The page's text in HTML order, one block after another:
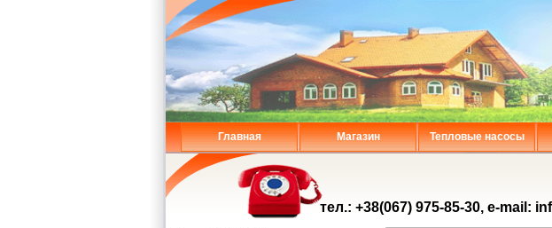
Главная Магазин Тепловые насосы
тел.: +38(067) 975-85-30, e-mail: